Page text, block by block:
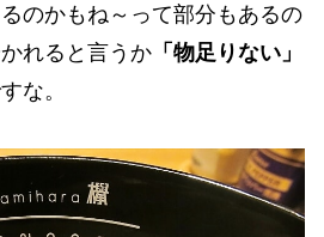
のかもね～って部分もあるの
れると言うか 「物足りない」
な。